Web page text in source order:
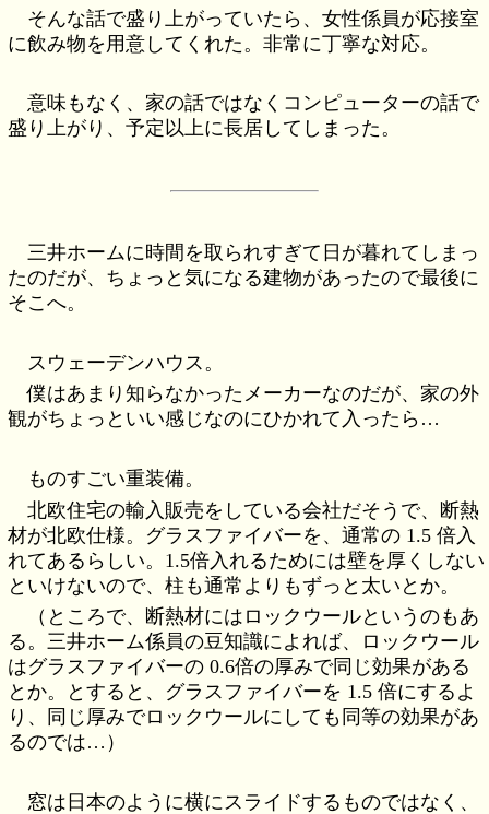
そんな話で盛り上がっていたら、女性係員が応接室
に飲み物を用意してくれた。非常に丁寧な対応。
意味もなく、家の話ではなくコンピューターの話で
盛り上がり、予定以上に長居してしまった。
三井ホームに時間を取られすぎて日が暮れてしまっ
たのだが、ちょっと気になる建物があったので最後に
そこへ。
スウェーデンハウス。
僕はあまり知らなかったメーカーなのだが、家の外
観がちょっといい感じなのにひかれて入ったら…
ものすごい重装備。
北欧住宅の輸入販売をしている会社だそうで、断熱
材が北欧仕様。グラスファイバーを、通常の 1.5 倍入
れてあるらしい。1.5倍入れるためには壁を厚くしない
といけないので、柱も通常よりもずっと太いとか。
（ところで、断熱材にはロックウールというのもあ
る。三井ホーム係員の豆知識によれば、ロックウール
はグラスファイバーの 0.6倍の厚みで同じ効果がある
とか。とすると、グラスファイバーを 1.5 倍にするよ
り、同じ厚みでロックウールにしても同等の効果があ
るのでは…）
窓は日本のように横にスライドするものではなく、